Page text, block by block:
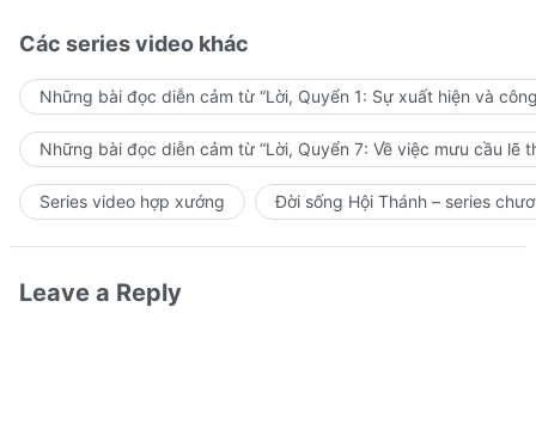
Các series video khác
Những bài đọc diễn cảm từ “Lời, Quyển 1: Sự xuất hiện và
Những bài đọc diễn cảm từ “Lời, Quyển 7: Về việc mưu cầu lẽ
Series video hợp xướng Đời sống Hội Thánh – series
Leave a Reply